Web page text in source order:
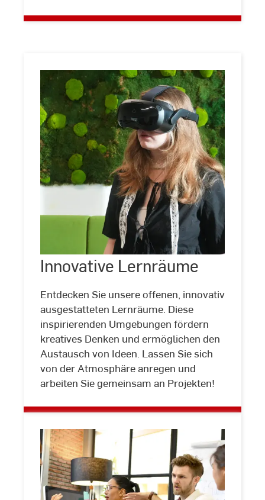
©
LehrLernZentrum
|
RheinMain
Innovative Lernräume
Entdecken Sie unsere offenen, innovativ
ausgestatteten Lernräume. Diese
inspirierenden Umgebungen fördern
kreatives Denken und ermöglichen den
Austausch von Ideen. Lassen Sie sich
von der Atmosphäre anregen und
arbeiten Sie gemeinsam an Projekten!
Innovative
Lernräume